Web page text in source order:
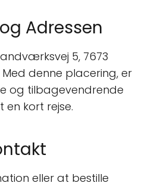
Adressen
5, 7673
denne placering, er
og tilbagevendrende
kort rejse.
eller at bestille